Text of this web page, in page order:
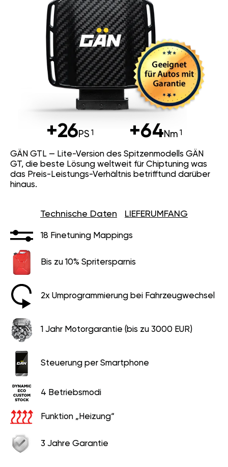
+26PS +64Nm
GÄN GTL — Lite-Version des Spitzenmodells GÄN
GT, die beste Lösung weltweit für Chiptuning was
das Preis-Leistungs-Verhältnis betrifftund darüber
hinaus.
Technische Daten LIEFERUMFANG
18 Finetuning Mappings
Bis zu 10% Spritersparnis
2x Umprogrammierung bei Fahrzeugwechsel
1 Jahr Motorgarantie (bis zu 3000 EUR)
Steuerung per Smartphone
4 Betriebsmodi
Funktion „Heizung“
3 Jahre Garantie